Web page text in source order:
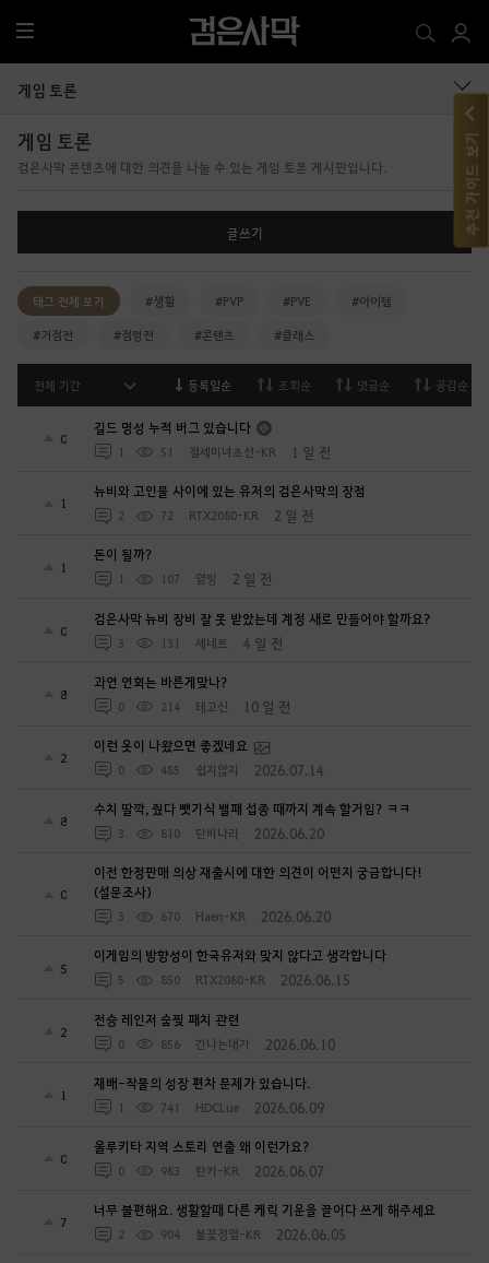
전
체
메
게임 토론
게임 토론
검은사막 콘텐츠에 대한 의견을 나눌 수 있는 게임 토론 게시판입니다.
글쓰기
태그 전체 보기 #생활 #PVP #PVE #아이템
#거점전 #점령전 #콘텐츠 #클래스
등록일순 조회순 댓글순 공감순
전체 기간
0
길드 명성 누적 버그 있습니다
1 51 절세미녀초선-KR 1 일 전
1
뉴비와 고인물 사이에 있는 유저의 검은사막의 장점
2 72 RTX2080-KR 2 일 전
1
돈이 될까?
1 107 얌밍 2 일 전
0
검은사막 뉴비 장비 잘 못 받았는데 계정 새로 만들어야 할까요?
3 131 세네트 4 일 전
8
과연 연회는 바른게맞나?
0 214 테고신 10 일 전
2
이런 옷이 나왔으면 좋겠네요
0 485 쉽지않지 2026.07.14
8
수치 딸깍, 줬다 뺏기식 밸패 섭종 때까지 계속 할거임? ㅋㅋ
3 810 단비나라 2026.06.20
0
이전 한정판매 의상 재출시에 대한 의견이 어떤지 궁금합니다!
(설문조사)
3 670 Haen-KR 2026.06.20
5
이게임의 방향성이 한국유저와 맞지 않다고 생각합니다
5 850 RTX2080-KR 2026.06.15
2
전승 레인저 숨찢 패치 관련
0 856 간나는내가 2026.06.10
1
재배-작물의 성장 편차 문제가 있습니다.
1 741 HDCLue 2026.06.09
0
울루키타 지역 스토리 연출 왜 이런가요?
0 983 탄카-KR 2026.06.07
7
너무 불편해요. 생활할때 다른 케릭 기운을 끌어다 쓰게 해주세요
2 904 불꽃정열-KR 2026.06.05
추천 가이드 보기